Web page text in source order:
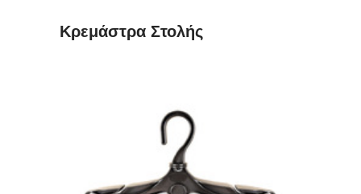
Κρεμάστρα Στολής
ΔΙΑΒΆΣΤΕ ΠΕΡΙΣΣΌΤΕΡΑ